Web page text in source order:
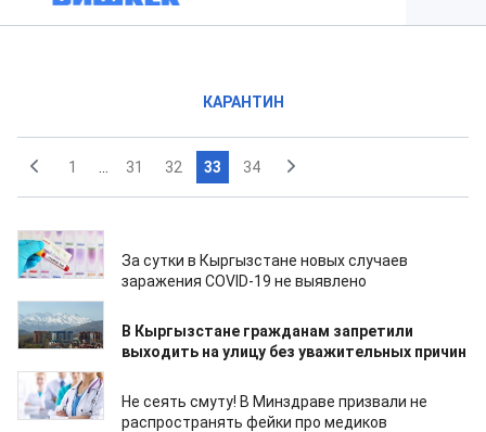
КАРАНТИН
1 31 32 33 34
25.03.2020
За сутки в Кыргызстане новых случаев
заражения COVID-19 не выявлено
24.03.2020
В Кыргызстане гражданам запретили
выходить на улицу без уважительных причин
24.03.2020
Не сеять смуту! В Минздраве призвали не
распространять фейки про медиков